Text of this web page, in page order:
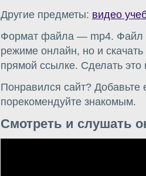
Другие предметы: видео
Формат файла — mp4. Файл
режиме онлайн, но и
прямой ссылке. Сделать
Понравился сайт? Добавьте
порекомендуйте знакомым.
Смотреть и слушать